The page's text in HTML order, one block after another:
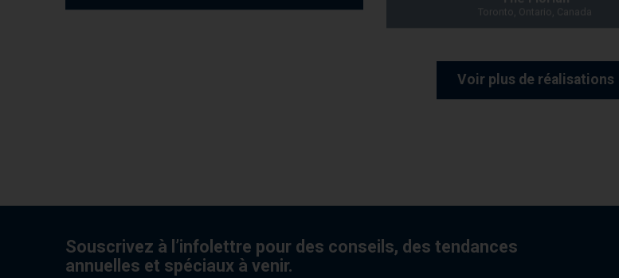
Voir plus de réalisations
Souscrivez à l’infolettre pour des conseils, des tendances
annuelles et spéciaux à venir.